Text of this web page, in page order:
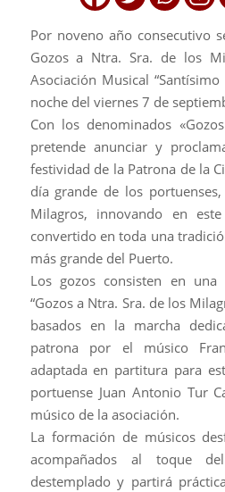
Por noveno año consecutivo
Gozos a Ntra. Sra. de los
Asociación Musical
noche del viernes 7 de
Con los denominados
pretende anunciar y
festividad de la Patrona de la
día grande de los
Milagros, innovando en
convertido en toda una
más grande del Puerto.
Los gozos consisten en
“Gozos a Ntra. Sra. de los
basados en la marcha
patrona por el músico
adaptada en partitura para
portuense Juan Antonio Tur
músico de la asociación.
La formación de músicos
acompañados al toque
destemplado y partirá